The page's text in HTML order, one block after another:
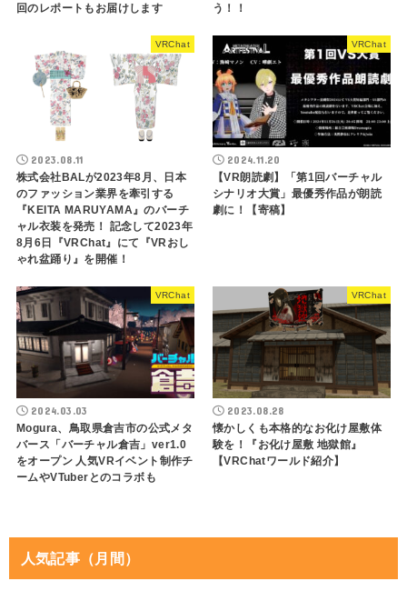
回のレポートもお届けします
う！！
VRChat
2023.08.11
株式会社BALが2023年8月、日本
のファッション業界を牽引する
『KEITA MARUYAMA』のバーチ
ャル衣装を発売！ 記念して2023年
8月6日『VRChat』にて『VRおし
ゃれ盆踊り』を開催！
VRChat
2024.11.20
【VR朗読劇】「第1回バーチャル
シナリオ大賞」最優秀作品が朗読
劇に！【寄稿】
VRChat
2024.03.03
Mogura、鳥取県倉吉市の公式メタ
バース「バーチャル倉吉」ver1.0
をオープン 人気VRイベント制作チ
ームやVTuberとのコラボも
VRChat
2023.08.28
懐かしくも本格的なお化け屋敷体
験を！『お化け屋敷 地獄館』
【VRChatワールド紹介】
人気記事（月間）